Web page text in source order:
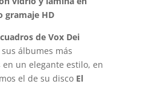
gramaje HD
cuadros de Vox Dei
álbumes más
un elegante estilo, en
el de su disco El